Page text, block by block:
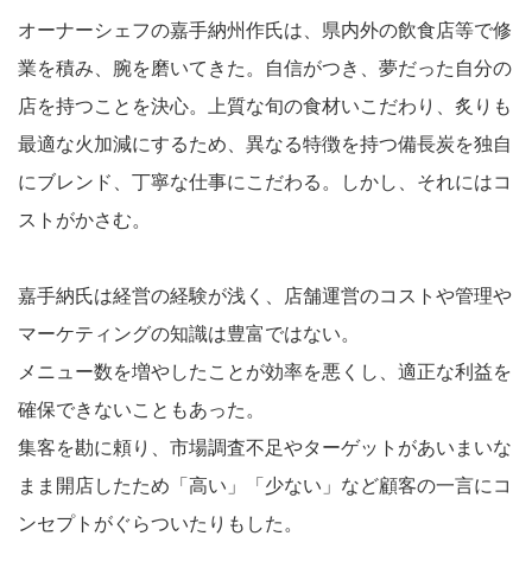
オーナーシェフの嘉手納州作氏は、県内外の飲食店等で修
業を積み、腕を磨いてきた。自信がつき、夢だった自分の
店を持つことを決心。上質な旬の食材いこだわり、炙りも
最適な火加減にするため、異なる特徴を持つ備長炭を独自
にブレンド、丁寧な仕事にこだわる。しかし、それにはコ
ストがかさむ。
嘉手納氏は経営の経験が浅く、店舗運営のコストや管理や
マーケティングの知識は豊富ではない。
メニュー数を増やしたことが効率を悪くし、適正な利益を
確保できないこともあった。
集客を勘に頼り、市場調査不足やターゲットがあいまいな
まま開店したため「高い」「少ない」など顧客の一言にコ
ンセプトがぐらついたりもした。